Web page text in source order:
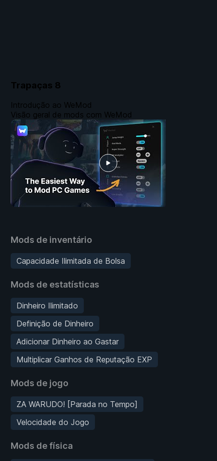
Trapaças 8
Mods de inventário
Capacidade Ilimitada de Bolsa
Mods de estatísticas
Dinheiro Ilimitado
Definição de Dinheiro
Adicionar Dinheiro ao Gastar
Multiplicar Ganhos de Reputação EXP
Mods de jogo
ZA WARUDO! [Parada no Tempo]
Velocidade do Jogo
Mods de física
Introdução ao WeMod
Visão geral de mods com WeMod